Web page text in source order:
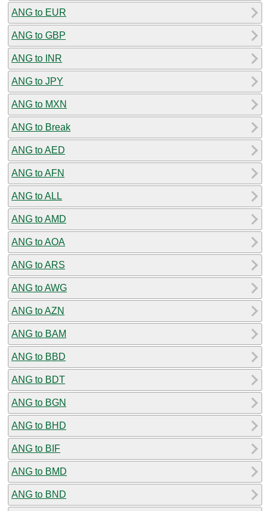
ANG to EUR
ANG to GBP
ANG to INR
ANG to JPY
ANG to MXN
ANG to Break
ANG to AED
ANG to AFN
ANG to ALL
ANG to AMD
ANG to AOA
ANG to ARS
ANG to AWG
ANG to AZN
ANG to BAM
ANG to BBD
ANG to BDT
ANG to BGN
ANG to BHD
ANG to BIF
ANG to BMD
ANG to BND